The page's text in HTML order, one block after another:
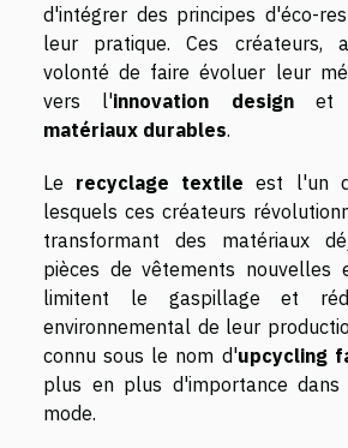
d'intégrer des principes d'éco-
leur pratique. Ces créateurs,
volonté de faire évoluer leur
vers l'innovation designet
matériaux durables.
Le recyclage textile est l'un
lesquels ces créateurs
transformant des matériaux
pièces de vêtements nouvelles
limitent le gaspillage et
environnemental de leur
connu sous le nom d'upcycling
plus en plus d'importance
mode.